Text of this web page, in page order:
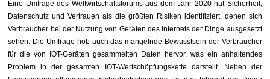
Eine Umfrage des Weltwirtschaftsforums aus dem Jahr 2020 hat Sicherheit,
Datenschutz und Vertrauen als die größten Risiken identifiziert, denen sich
Verbraucher bei der Nutzung von Geräten des Internets der Dinge ausgesetzt
sehen. Die Umfrage hob auch das mangelnde Bewusstsein der Verbraucher
für die von IOT-Geräten gesammelten Daten hervor, was ein anhaltendes
Problem in der gesamten IOT-Wertschöpfungskette darstellt. Neben der